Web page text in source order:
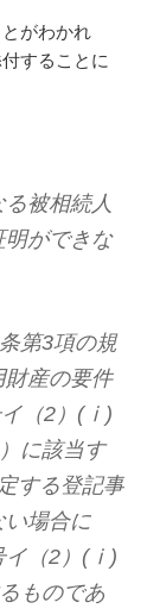
がわかれ
することに
被相続人
明ができな
第3項の規
財産の要件
イ（2）(ⅰ)
に該当す
する登記事
い場合に
イ（2）(ⅰ)
ものであ